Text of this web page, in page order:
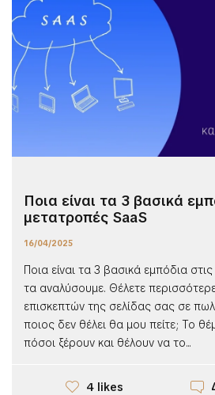
Ποια είναι τα 3 βασικά
μετατροπές SaaS
16/04/2025
Ποια είναι τα 3 βασικά εμπόδια
τα αναλύσουμε. Θέλετε
επισκεπτών της σελίδας σας σε
ποιος δεν θέλει θα μου πείτε; Το
πόσοι ξέρουν και θέλουν να το...
4 likes